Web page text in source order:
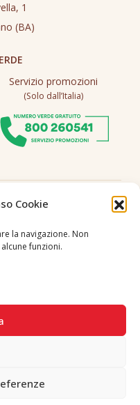
Cookie
la navigazione. Non
funzioni.
1
(BA)
Servizio promozioni
(Solo dall’Italia)
00257660720 - REA: 35658